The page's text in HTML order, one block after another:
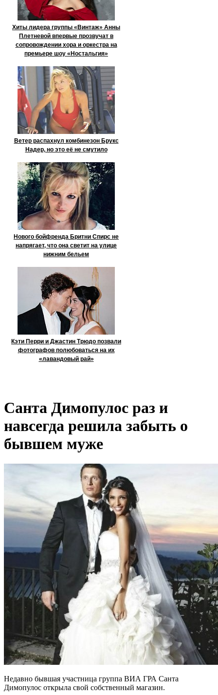
Хиты лидера группы «Винтаж» Анны
Плетневой впервые прозвучат в
сопровождении хора и оркестра на
премьере шоу «Ностальгия»
Ветер распахнул комбинезон Брукс
Надер, но это её не смутило
Нового бойфренда Бритни Спирс не
напрягает, что она светит на улице
нижним бельем
Кэти Перри и Джастин Трюдо позвали
фотографов полюбоваться на их
«лавандовый рай»
Санта Димопулос раз и
навсегда решила забыть о
бывшем муже
Недавно бывшая участница группа ВИА ГРА Санта
Димопулос открыла свой собственный магазин.